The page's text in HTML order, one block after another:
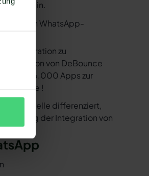
erfüllt sein.
WhatsApp-
Integration zu
Integration von DeBounce
über 6.000 Apps zur
!
Schnittstelle differenziert,
der Integration von